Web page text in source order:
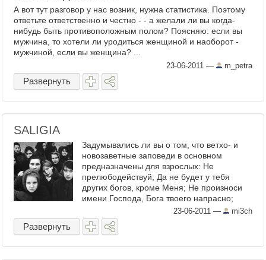
А вот тут разговор у нас возник, нужна статистика. Поэтому
ответьте ответственно и честно - - а желали ли вы когда-
нибудь быть противоположным полом? Поясняю: если вы
мужчина, то хотели ли уродиться женщиной и наоборот -
мужчиной, если вы женщина? ...
23-06-2011 — m_petra
Развернуть
SALIGIA
Задумывались ли вы о том, что ветхо- и
новозаветные заповеди в основном
предназначены для взрослых: Не
прелюбодействуй; Да не будет у тебя
других богов, кроме Меня; Не произноси
имени Господа, Бога твоего напрасно;
Помни день субботний, чтобы ...
23-06-2011 — mi3ch
Развернуть